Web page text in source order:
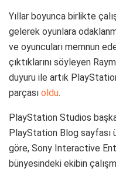
Yıllar boyunca birlikte
gelerek oyunlara
ve oyuncuları memnun
çıktıklarını söyleyen
duyuru ile artık
parçası oldu.
PlayStation Studios
PlayStation Blog sayfası
göre, Sony Interactive
bünyesindeki ekibin